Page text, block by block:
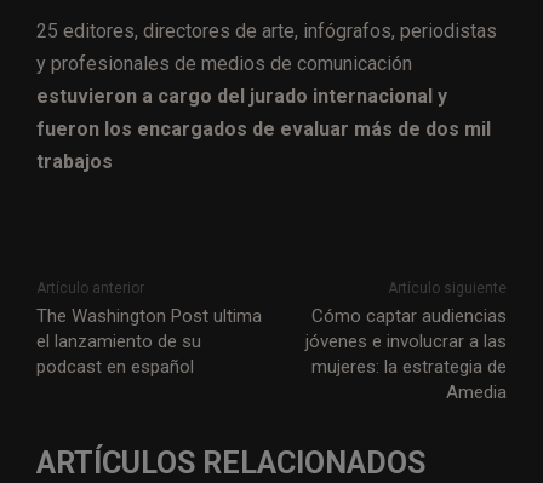
25 editores, directores de arte, infógrafos, periodistas
y profesionales de medios de comunicación
estuvieron a cargo del jurado internacional y
fueron los encargados de evaluar más de dos mil
trabajos
Artículo anterior
The Washington Post ultima
el lanzamiento de su
podcast en español
Artículo siguiente
Cómo captar audiencias
jóvenes e involucrar a las
mujeres: la estrategia de
Amedia
ARTÍCULOS RELACIONADOS